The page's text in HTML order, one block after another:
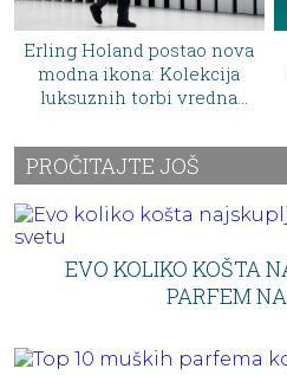
Oakley Infiniloop:
Futurističke naočare koje
brišu granice između
PROČITAJTE JOŠ
EVO KOLIKO KOŠTA
PARFEM